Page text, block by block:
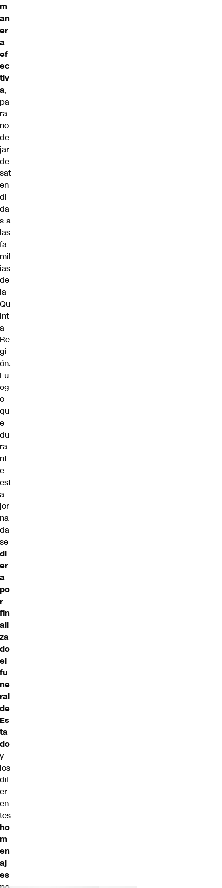
m
an
er
a
ef
ec
tiv
a,
pa
ra
no
de
jar
de
sat
en
di
da
s a
las
fa
mil
ias
de
la
Qu
int
a
Re
gi
ón.
Lu
eg
o
qu
e
du
ra
nt
e
est
a
jor
na
da
se
di
er
a
po
r
fin
ali
za
do
el
fu
ne
ral
de
Es
ta
do
y
los
dif
er
en
tes
ho
m
en
aj
es